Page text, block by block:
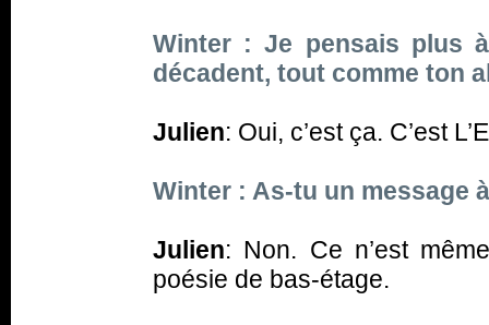
Winter : Je pensais plus
décadent, tout comme ton
Julien: Oui, c’est ça. C’est
Winter : As-tu un message
Julien: Non. Ce n’est
poésie de bas-étage.